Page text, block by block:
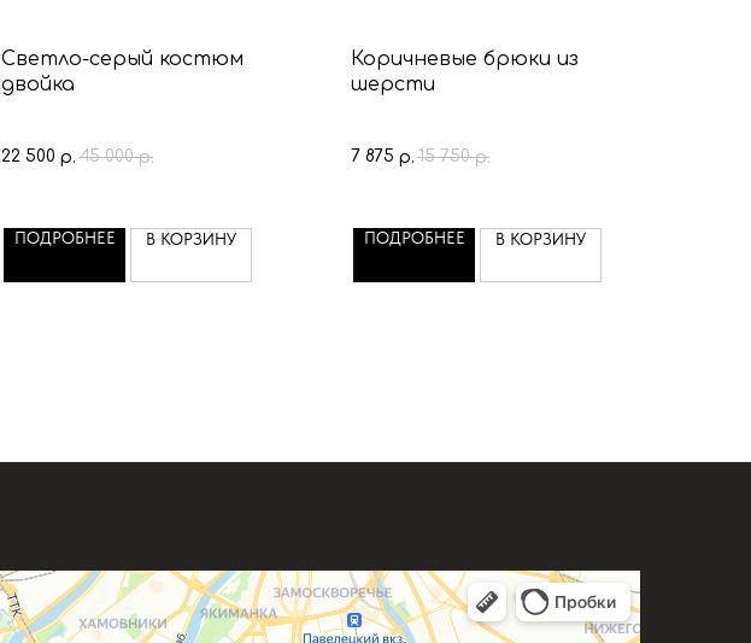
Светло-серый костюм
двойка
22 500 р. 45 000 р.
ПОДРОБНЕЕ В КОРЗИНУ
Коричневые брюки из
шерсти
7 875 р. 15 750 р.
ПОДРОБНЕЕ В КОРЗИНУ